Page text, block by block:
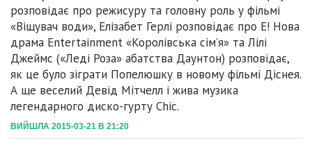
розповідає про режисуру та головну роль у фільмі
«Віщувач води», Елізабет Герлі розповідає про E! Нова
драма Entertainment «Королівська сім’я» та Лілі
Джеймс («Леді Роза» абатства Даунтон) розповідає,
як це було зіграти Попелюшку в новому фільмі Діснея.
А ще веселий Девід Мітчелл і жива музика
легендарного диско-гурту Chic.
ВИЙШЛА 2015-03-21 В 21:20